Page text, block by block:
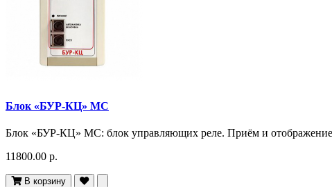
Блок «БУР-КЦ» МС
Блок «БУР-КЦ» МС: блок управляющих реле. Приём и
11800.00 р.
В корзину